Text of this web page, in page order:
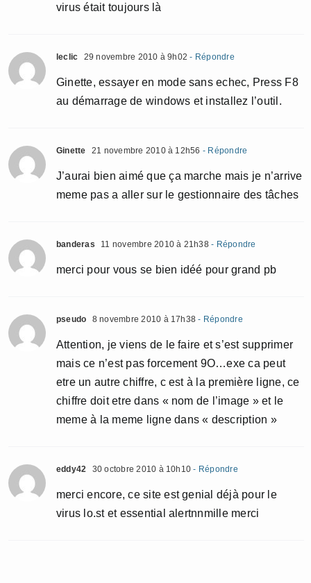
virus était toujours là
leclic 29 novembre 2010 à 9h02 - Répondre
Ginette, essayer en mode sans echec, Press F8
au démarrage de windows et installez l’outil.
Ginette 21 novembre 2010 à 12h56 - Répondre
J’aurai bien aimé que ça marche mais je n’arrive
meme pas a aller sur le gestionnaire des tâches
banderas 11 novembre 2010 à 21h38- Répondre
merci pour vous se bien idéé pour grand pb
pseudo 8 novembre 2010 à 17h38 - Répondre
Attention, je viens de le faire et s’est supprimer
mais ce n’est pas forcement 9O…exe ca peut
etre un autre chiffre, c est à la première ligne, ce
chiffre doit etre dans « nom de l’image » et le
meme à la meme ligne dans « description »
eddy42 30 octobre 2010 à 10h10 - Répondre
merci encore, ce site est genial déjà pour le
virus lo.st et essential alertnnmille merci